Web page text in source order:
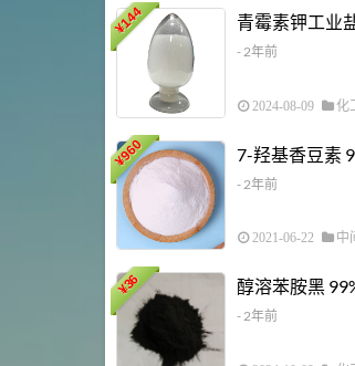
¥
144 青霉素钾工业
- 2年前
2024-08-09 化
¥
960 7-羟基香豆素
- 2年前
2021-06-22 中
¥
36 醇溶苯胺黑
- 2年前